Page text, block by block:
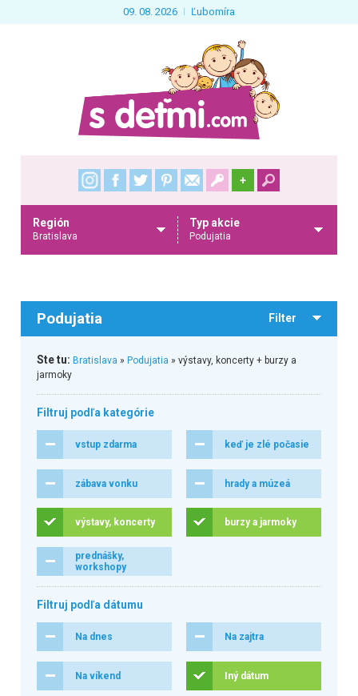
09. 08. 2026 Ľubomíra
+
Región
Bratislava
Typ akcie
Podujatia
Podujatia Filter
Ste tu: Bratislava » Podujatia » výstavy, koncerty + burzy a
jarmoky
Filtruj podľa kategórie
vstup zdarma keď je zlé počasie
zábava vonku hrady a múzeá
výstavy, koncerty burzy a jarmoky
prednášky,
workshopy
Filtruj podľa dátumu
Na dnes Na zajtra
Na víkend Iný dátum